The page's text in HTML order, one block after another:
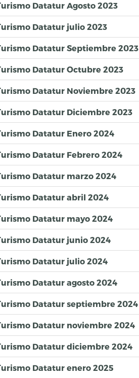
Datatur Agosto 2023
Datatur julio 2023
Datatur Septiembre 2023
Datatur Octubre 2023
Datatur Noviembre 2023
Datatur Diciembre 2023
Datatur Enero 2024
Datatur Febrero 2024
Datatur marzo 2024
Datatur abril 2024
Datatur mayo 2024
Datatur junio 2024
Datatur julio 2024
Datatur agosto 2024
Datatur septiembre 2024
Datatur noviembre 2024
Datatur diciembre 2024
Datatur enero 2025